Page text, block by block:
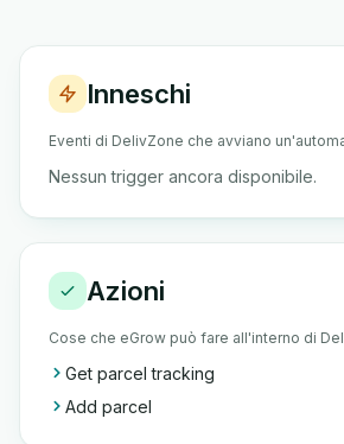
Inneschi
Eventi di DelivZone che avviano
Nessun trigger ancora disponibile.
Azioni
Cose che eGrow può fare all'interno di
Get parcel tracking
Add parcel